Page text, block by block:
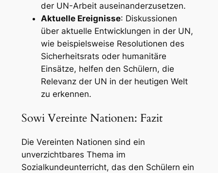
der UN-Arbeit auseinanderzusetzen.
Aktuelle Ereignisse: Diskussionen
über aktuelle Entwicklungen in der UN,
wie beispielsweise Resolutionen des
Sicherheitsrats oder humanitäre
Einsätze, helfen den Schülern, die
Relevanz der UN in der heutigen Welt
zu erkennen.
Sowi Vereinte Nationen: Fazit
Die Vereinten Nationen sind ein
unverzichtbares Thema im
Sozialkundeunterricht, das den Schülern ein